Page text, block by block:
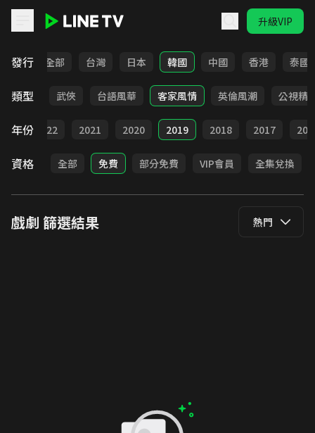
升級VIP
發行 全部 台灣 日本 韓國 中國 香港 泰國
類型
時代 武俠 台語風華 客家風情 英倫風潮 公視精
年份 2022 2021 2020 2019 2018 2017
資格 全部 免費 部分免費 VIP會員 全集兌換
戲劇 篩選結果 熱門